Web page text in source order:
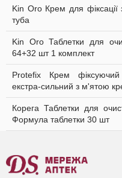
Kin Oro Крем для фіксації
туба
Kin Oro Таблетки для
64+32 шт 1 комплект
Protefix Крем
екстра-сильний з м'ятою
Корега Таблетки для
Формула таблетки 30 шт